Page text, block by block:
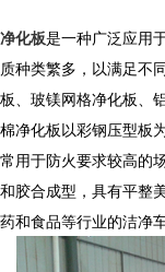
净化板是一种广泛应用
质种类繁多，以满足不
板、玻镁网格净化板、
棉净化板以彩钢压型板
常用于防火要求较高的
和胶合成型，具有平整
药和食品等行业的洁净车